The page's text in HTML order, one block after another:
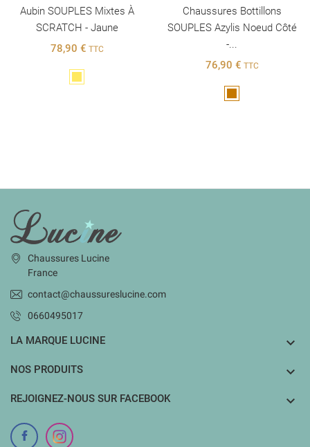
Aubin SOUPLES Mixtes À
SCRATCH - Jaune
78,90 € TTC
Chaussures Bottillons
SOUPLES Azylis Noeud Côté
-...
76,90 € TTC
INFORMATIONS
Chaussures Lucine
France
contact@chaussureslucine.com
0660495017
LA MARQUE LUCINE 
NOS PRODUITS 
REJOIGNEZ-NOUS SUR FACEBOOK 